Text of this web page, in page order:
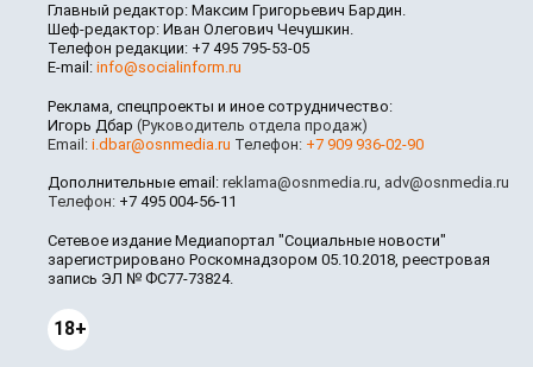
Главный редактор: Максим Григорьевич Бардин.
Шеф-редактор: Иван Олегович Чечушкин.
Телефон редакции: +7 495 795-53-05
E-mail: info@socialinform.ru
Реклама, спецпроекты и иное сотрудничество:
Игорь Дбар (Руководитель отдела продаж)
Email: i.dbar@osnmedia.ru Телефон: +7 909 936-02-90
Дополнительные email: reklama@osnmedia.ru, adv@osnmedia.ru
Телефон: +7 495 004-56-11
Сетевое издание Медиапортал "Социальные новости"
зарегистрировано Роскомнадзором 05.10.2018, реестровая
запись ЭЛ № ФС77-73824.
18+